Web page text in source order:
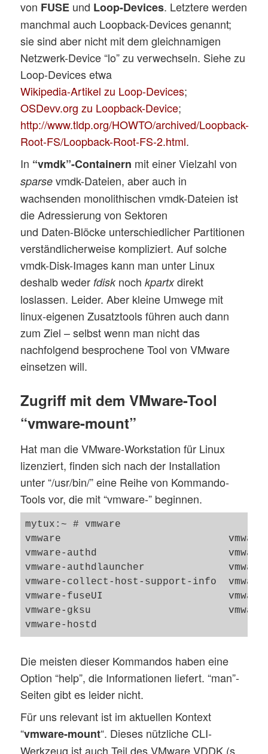
von FUSE und Loop-Devices. Letztere werden
manchmal auch Loopback-Devices genannt;
sie sind aber nicht mit dem gleichnamigen
Netzwerk-Device “lo” zu verwechseln. Siehe zu
Loop-Devices etwa
Wikipedia-Artikel zu Loop-Devices;
OSDevv.org zu Loopback-Device;
http://www.tldp.org/HOWTO/archived/Loopback-
Root-FS/Loopback-Root-FS-2.html.
In “vmdk”-Containern mit einer Vielzahl von
sparse vmdk-Dateien, aber auch in
wachsenden monolithischen vmdk-Dateien ist
die Adressierung von Sektoren
und Daten-Blöcke unterschiedlicher Partitionen
verständlicherweise kompliziert. Auf solche
vmdk-Disk-Images kann man unter Linux
deshalb wederfdisknochkpartxdirekt
loslassen. Leider. Aber kleine Umwege mit
linux-eigenen Zusatztools führen auch dann
zum Ziel – selbst wenn man nicht das
nachfolgend besprochene Tool von VMware
einsetzen will.
Zugriff mit dem VMware-Tool
“vmware-mount”
Hat man die VMware-Workstation für Linux
lizenziert, finden sich nach der Installation
unter “/usr/bin/” eine Reihe von Kommando-
Tools vor, die mit “vmware-” beginnen.
mytux:~ # vmware
vmware
vmware-authd
vmware-authdlauncher
vmware-collect-host-support-info
vmware-fuseUI
vmware-gksu
Die meisten dieser Kommandos haben eine
Option “help”, die Informationen liefert. “man”-
Seiten gibt es leider nicht.
Für uns relevant ist im aktuellen Kontext
“vmware-mount“. Dieses nützliche CLI-
Werkzeug ist auch Teil des VMware VDDK (s.